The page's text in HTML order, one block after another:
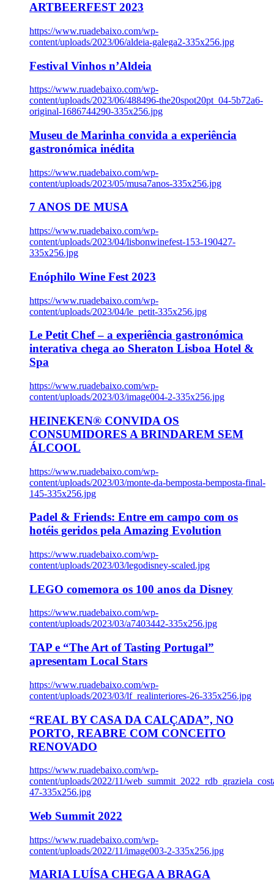
ARTBEERFEST 2023
https://www.ruadebaixo.com/wp-
content/uploads/2023/06/aldeia-galega2-335x256.jpg
Festival Vinhos n’Aldeia
https://www.ruadebaixo.com/wp-
content/uploads/2023/06/488496-the20spot20pt_04-5b72a6-
original-1686744290-335x256.jpg
Museu de Marinha convida a experiência
gastronómica inédita
https://www.ruadebaixo.com/wp-
content/uploads/2023/05/musa7anos-335x256.jpg
7 ANOS DE MUSA
https://www.ruadebaixo.com/wp-
content/uploads/2023/04/lisbonwinefest-153-190427-
335x256.jpg
Enóphilo Wine Fest 2023
https://www.ruadebaixo.com/wp-
content/uploads/2023/04/le_petit-335x256.jpg
Le Petit Chef – a experiência gastronómica
interativa chega ao Sheraton Lisboa Hotel &
Spa
https://www.ruadebaixo.com/wp-
content/uploads/2023/03/image004-2-335x256.jpg
HEINEKEN® CONVIDA OS
CONSUMIDORES A BRINDAREM SEM
ÁLCOOL
https://www.ruadebaixo.com/wp-
content/uploads/2023/03/monte-da-bemposta-bemposta-final-
145-335x256.jpg
Padel & Friends: Entre em campo com os
hotéis geridos pela Amazing Evolution
https://www.ruadebaixo.com/wp-
content/uploads/2023/03/legodisney-scaled.jpg
LEGO comemora os 100 anos da Disney
https://www.ruadebaixo.com/wp-
content/uploads/2023/03/a7403442-335x256.jpg
TAP e “The Art of Tasting Portugal”
apresentam Local Stars
https://www.ruadebaixo.com/wp-
content/uploads/2023/03/lf_realinteriores-26-335x256.jpg
“REAL BY CASA DA CALÇADA”, NO
PORTO, REABRE COM CONCEITO
RENOVADO
https://www.ruadebaixo.com/wp-
content/uploads/2022/11/
47-335x256.jpg
Web Summit 2022
https://www.ruadebaixo.com/wp-
content/uploads/2022/11/image003-2-335x256.jpg
MARIA LUÍSA CHEGA A BRAGA